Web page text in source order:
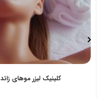
کلینیک لیزر موهای زائد